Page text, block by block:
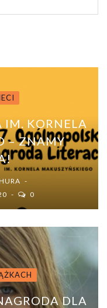
IM. KORNELA
– ZNAMY
0
DLA